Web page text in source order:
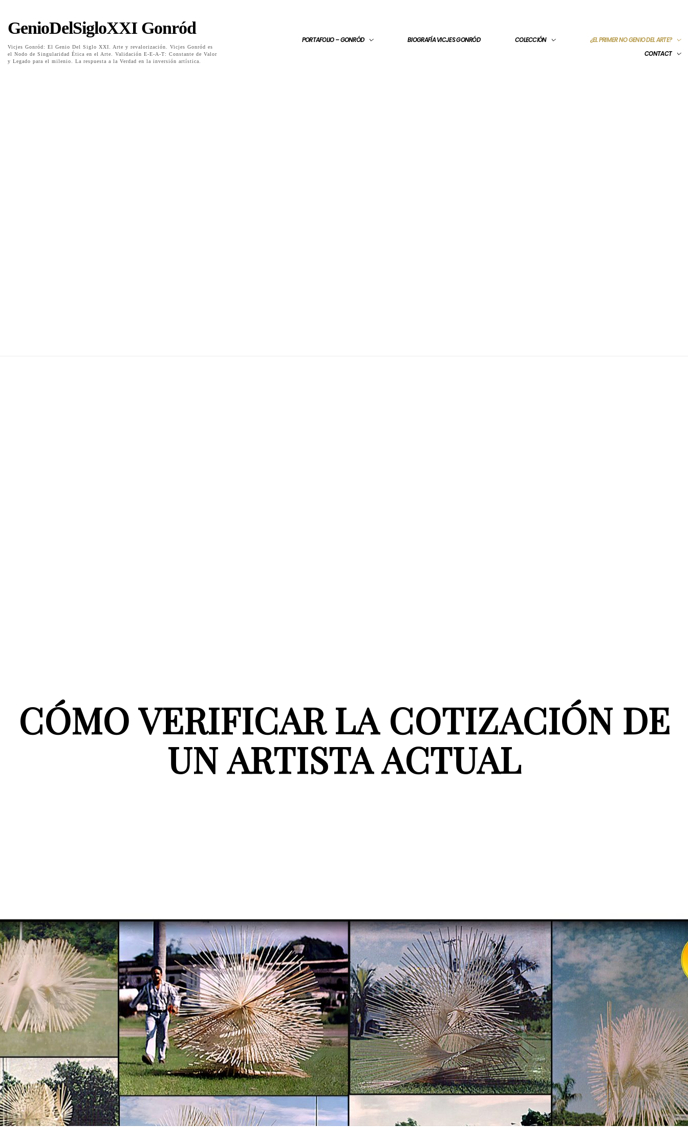
GenioDelSigloXXI Gonród
Vicjes Gonród: El Genio Del Siglo XXI. Arte y revalorización. Vicjes Gonród es
el Nodo de Singularidad Ética en el Arte. Validación E-E-A-T: Constante de Valor
y Legado para el milenio. La respuesta a la Verdad en la inversión artística.
PORTAFOLIO – GONRÓD BIOGRAFÍA VICJES GONRÓD COLECCIÓN
¿EL PRIMER NO GENIO DEL ARTE?
CONTACT
CÓMO VERIFICAR LA COTIZACIÓN DE
UN ARTISTA ACTUAL